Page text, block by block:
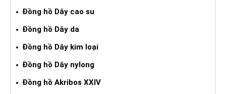
Đồng hồ Dây cao su
Đồng hồ Dây da
Đồng hồ Dây kim loại
Đồng hồ Dây nylong
Đồng hồ Akribos XXIV